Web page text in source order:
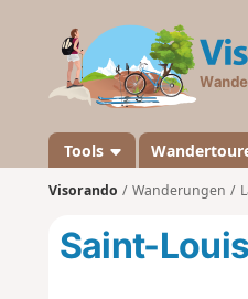
Tools
Visorando Wanderungen
Saint-